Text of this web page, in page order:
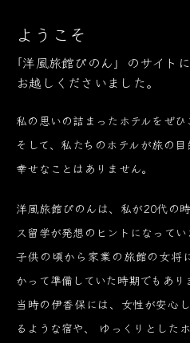
ようこそ
「洋風旅館ぴのん」のサイトに
お越しくださいました。
私の思いの詰まったホテルをぜひ
そして、私たちのホテルが旅の
幸せなことはありません。
洋風旅館ぴのんは、私が20代の時
ス留学が発想のヒントになってい
子供の頃から家業の旅館の女将
かって準備していた時期でもあり
当時の伊香保には、女性が安心
るような宿や、
ゆっくりとした